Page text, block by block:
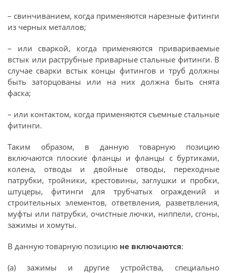
– свинчиванием, когда применяются нарезные фитинги
из черных металлов;
– или сваркой, когда применяются привариваемые
встык или раструбные приварные стальные фитинги. В
случае сварки встык концы фитингов и труб должны
быть заторцованы или на них должна быть снята
фаска;
– или контактом, когда применяются съемные стальные
фитинги.
Таким образом, в данную товарную позицию
включаются плоские фланцы и фланцы с буртиками,
колена, отводы и двойные отводы, переходные
патрубки, тройники, крестовины, заглушки и пробки,
штуцеры, фитинги для трубчатых ограждений и
строительных элементов, ответвления, разветвления,
муфты или патрубки, очистные лючки, ниппели, сгоны,
зажимы и хомуты.
В данную товарную позицию не включаются:
(а) зажимы и другие устройства, специально